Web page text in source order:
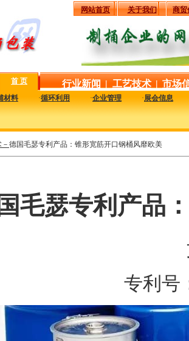
网站首页 关于我们 商贸
首 页 行业新闻 | 工艺技术 | 市场
材料 ·循环利用 ·企业管理 ·展会信息
德国毛瑟专利产品：锥形宽筋开口钢桶风靡欧美
毛瑟专利产品
专利号